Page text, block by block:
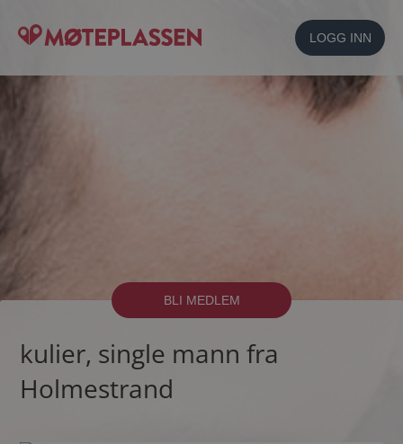
LOGG INN
BLI MEDLEM
kulier, single mann fra
Holmestrand